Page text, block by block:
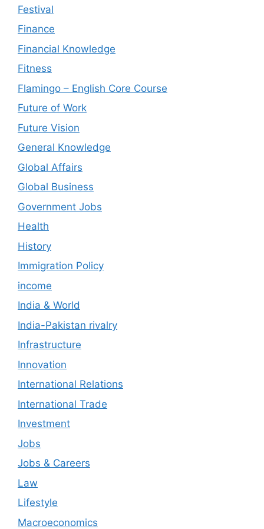
Festival
Finance
Financial Knowledge
Fitness
Flamingo – English Core Course
Future of Work
Future Vision
General Knowledge
Global Affairs
Global Business
Government Jobs
Health
History
Immigration Policy
income
India & World
India-Pakistan rivalry
Infrastructure
Innovation
International Relations
International Trade
Investment
Jobs
Jobs & Careers
Law
Lifestyle
Macroeconomics